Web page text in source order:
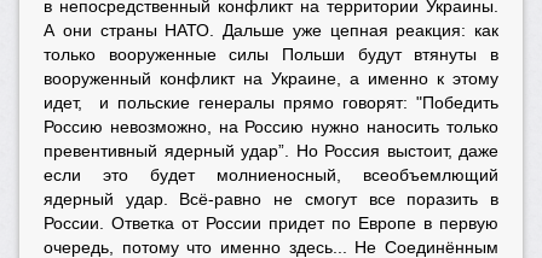
в непосредственный конфликт на территории Украины.
А они страны НАТО. Дальше уже цепная реакция: как
только вооруженные силы Польши будут втянуты в
вооруженный конфликт на Украине, а именно к этому
идет, и польские генералы прямо говорят: "Победить
Россию невозможно, на Россию нужно наносить только
превентивный ядерный удар”. Но Россия выстоит, даже
если это будет молниеносный, всеобъемлющий
ядерный удар. Всё-равно не смогут все поразить в
России. Ответка от России придет по Европе в первую
очередь, потому что именно здесь... Не Соединённым